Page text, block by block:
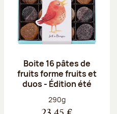
Boite 16 pâtes de
fruits forme fruits et
duos - Édition été
Poids net :
290g